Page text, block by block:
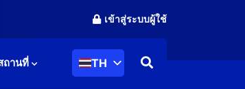
เข้าสู่ระบบผู้ใช้
ถานที่ TH